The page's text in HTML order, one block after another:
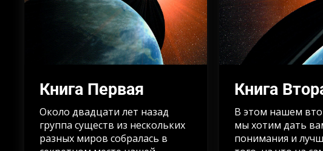
Книга Первая
Около двадцати лет назад
группа существ из нескольких
разных миров собралась в
Книга
В этом нашем
мы хотим дать
понимания и